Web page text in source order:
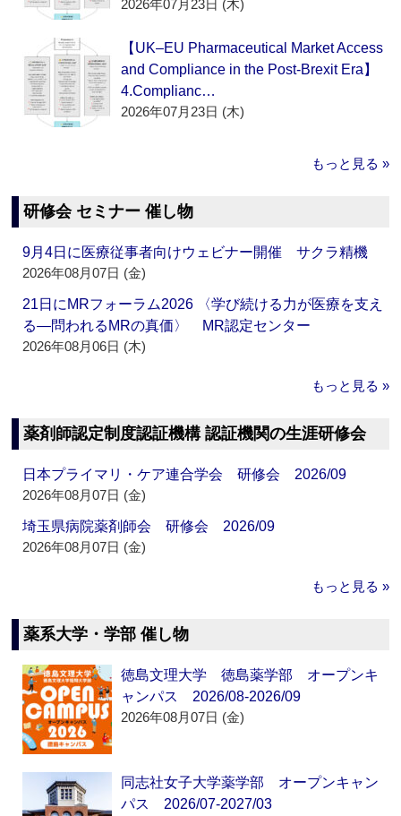
2026年07月23日 (木)
【UK–EU Pharmaceutical Market Access
and Compliance in the Post-Brexit Era】
4.Complianc…
2026年07月23日 (木)
もっと見る »
研修会 セミナー 催し物
9月4日に医療従事者向けウェビナー開催 サクラ精機
2026年08月07日 (金)
21日にMRフォーラム2026 〈学び続ける力が医療を支え
る―問われるMRの真価〉 MR認定センター
2026年08月06日 (木)
もっと見る »
薬剤師認定制度認証機構 認証機関の生涯研修会
日本プライマリ・ケア連合学会 研修会 2026/09
2026年08月07日 (金)
埼玉県病院薬剤師会 研修会 2026/09
2026年08月07日 (金)
もっと見る »
薬系大学・学部 催し物
徳島文理大学 徳島薬学部 オープンキ
ャンパス 2026/08-2026/09
2026年08月07日 (金)
同志社女子大学薬学部 オープンキャン
パス 2026/07-2027/03